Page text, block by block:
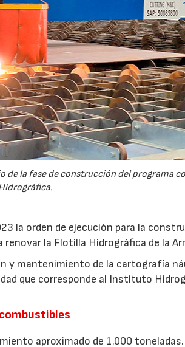
la fase de construcción del programa
la orden de ejecución para la
la Flotilla Hidrográfica de la
y mantenimiento de la cartografía
que corresponde al Instituto
aproximado de 1.000